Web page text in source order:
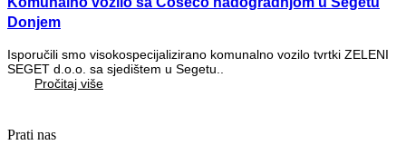
Donjem
Isporučili smo visokospecijalizirano komunalno vozilo tvrtki ZELENI
SEGET d.o.o. sa sjedištem u Segetu..
Pročitaj više
Prati nas